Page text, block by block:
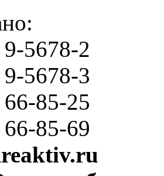
9-5678-2
9-5678-3
66-85-25
66-85-69